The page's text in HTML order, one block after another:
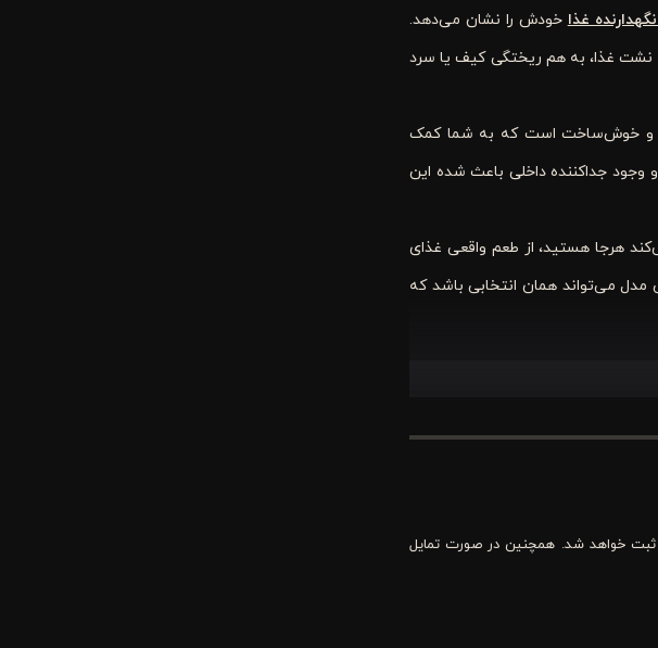
غذا خودش را نشان می‌دهد.
نشت غذا، به هم ریختگی کیف یا سرد
و خوش‌ساخت است که به شما کمک
وجود جداکننده داخلی باعث شده این
هرجا هستید، از طعم واقعی غذای
می‌تواند همان انتخابی باشد که
ثبت خواهد شد. همچنین در صورت تمایل